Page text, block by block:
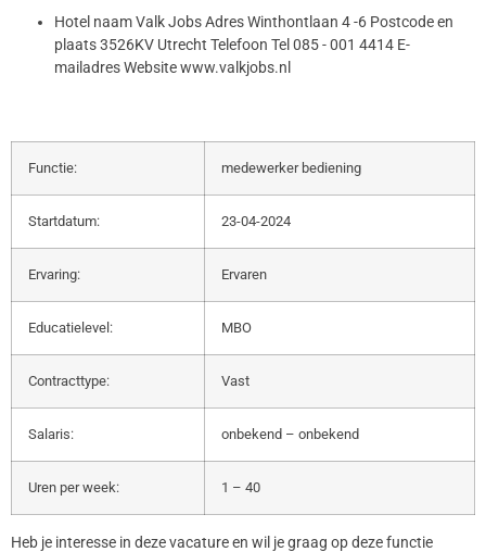
Hotel naam Valk Jobs Adres Winthontlaan 4 -6 Postcode en
plaats 3526KV Utrecht Telefoon Tel 085 - 001 4414 E-
mailadres Website www.valkjobs.nl
Functie: medewerker bediening
Startdatum: 23-04-2024
Ervaring: Ervaren
Educatielevel: MBO
Contracttype: Vast
Salaris: onbekend – onbekend
Uren per week: 1 – 40
Heb je interesse in deze vacature en wil je graag op deze functie